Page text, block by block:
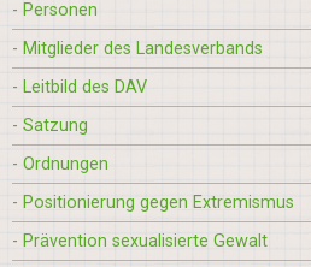
- Personen
- Mitglieder des Landesverbands
- Leitbild des DAV
- Satzung
- Ordnungen
- Positionierung gegen Extremismus
- Prävention sexualisierte Gewalt